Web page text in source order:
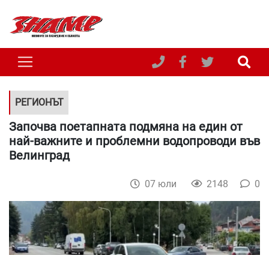
РЕГИОНЪТ
Започва поетапната подмяна на един от
най-важните и проблемни водопроводи във
Велинград
07 юли 2148 0